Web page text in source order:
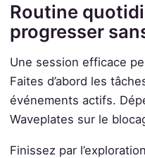
Routine
progresser
Une session efficace
Faites d’abord les
événements actifs.
Waveplates sur le
Finissez par